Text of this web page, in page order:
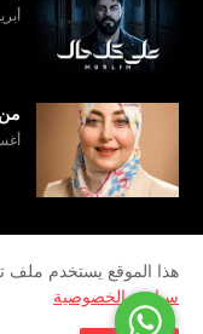
أبريل
2026
هذا الموقع يستخدم ملف
سياسة الخصوصية